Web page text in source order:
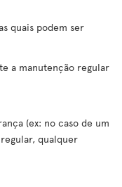
quais podem ser
a manutenção regular
(ex: no caso de um
qualquer